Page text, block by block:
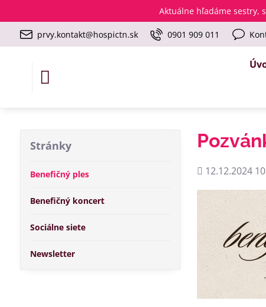
Aktuálne hľadáme sestry,
prvy.kontakt@hospictn.sk 0901 909 011
Pridané
12.12.2024
Stránky
Benefičný ples
Benefičný koncert
Sociálne siete
Newsletter